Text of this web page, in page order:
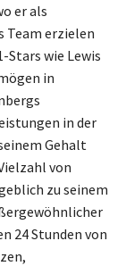
er als
Team erzielen
Stars wie Lewis
in
in der
Gehalt
von
zu seinem
24 Stunden von